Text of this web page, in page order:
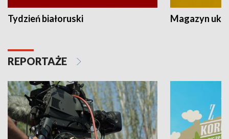
Tydzień białoruski Magazyn
REPORTAŻE